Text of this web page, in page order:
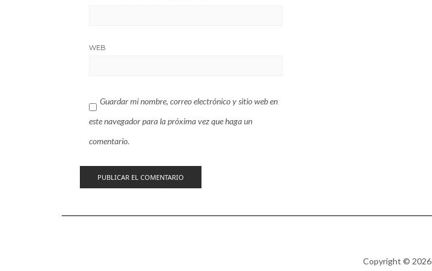
WEB
Guardar mi nombre, correo electrónico y sitio web en
este navegador para la próxima vez que haga un
comentario.
Copyright © 2026